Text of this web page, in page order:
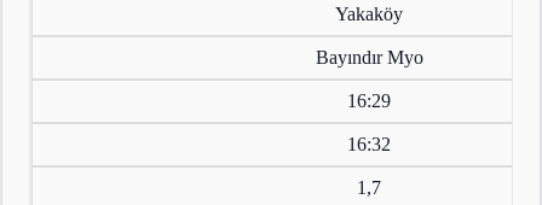
Yakaköy
Bayındır Myo
16:29
16:32
1,7